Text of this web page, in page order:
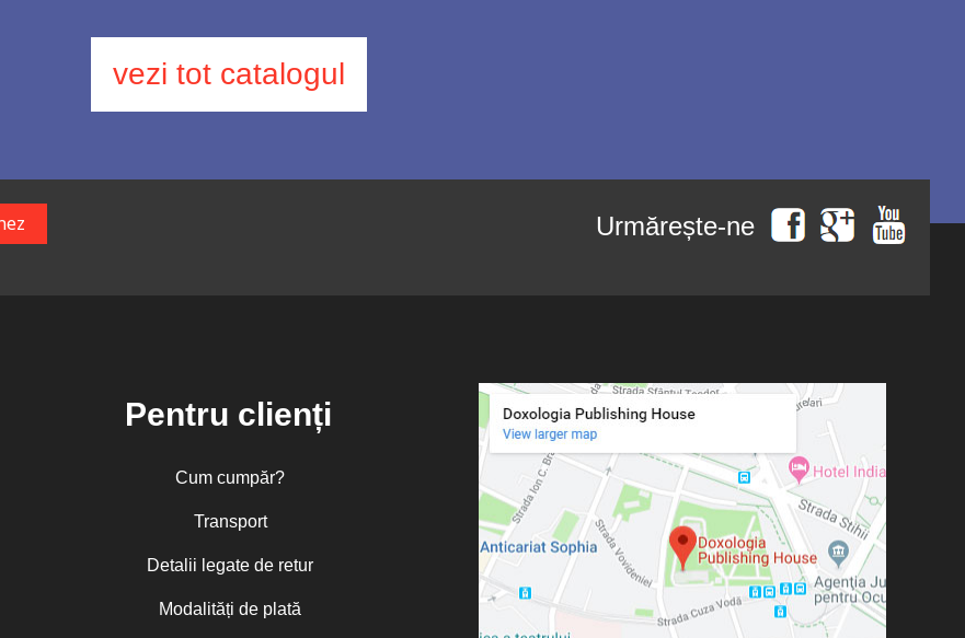
vezi tot catalogul
Urmărește-ne
Pentru clienți
Cum cumpăr?
Transport
Detalii legate de retur
Modalități de plată